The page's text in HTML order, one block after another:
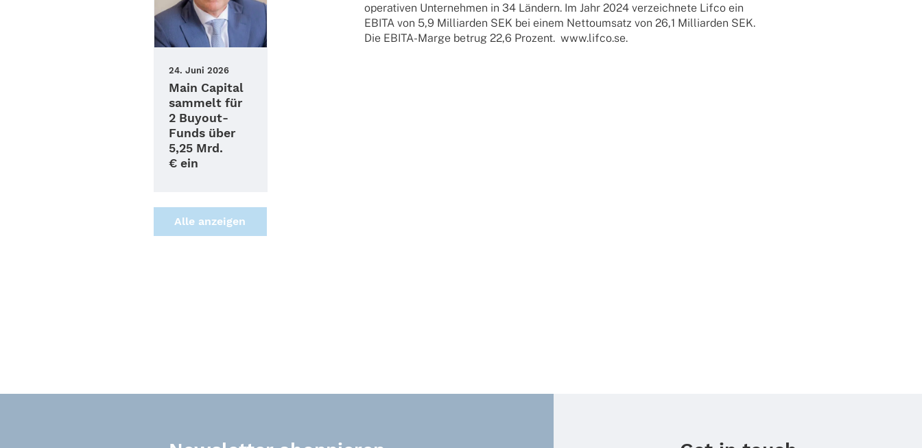
24. Juni 2026
Main Capital
sammelt für
2 Buyout-
Funds über
5,25 Mrd.
€ ein
Alle anzei­gen
opera­ti­ven Unter­neh­men in 34 Ländern. Im Jahr 2024 verzeich­nete Lifco ein
EBITA von 5,9 Milli­ar­den SEK bei einem Netto­um­satz von 26,1 Milli­ar­den SEK.
Die EBITA-Marge betrug 22,6 Prozent. www.lifco.se.